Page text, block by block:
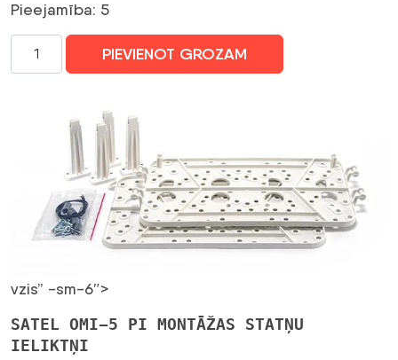
Pieejamība: 5
SATELĪTA
IELIKTŅI
daudzums
PIEVIENOT GROZAM
vzis” -sm-6″>
SATEL OMI-5 PI MONTĀŽAS STATŅU
IELIKTŅI